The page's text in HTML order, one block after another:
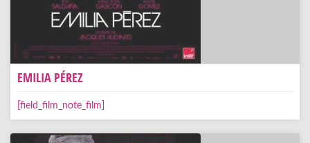
EMILIA PÉREZ
[field_film_note_film]